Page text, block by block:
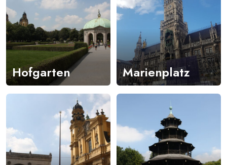
Hofgarten Marienplatz